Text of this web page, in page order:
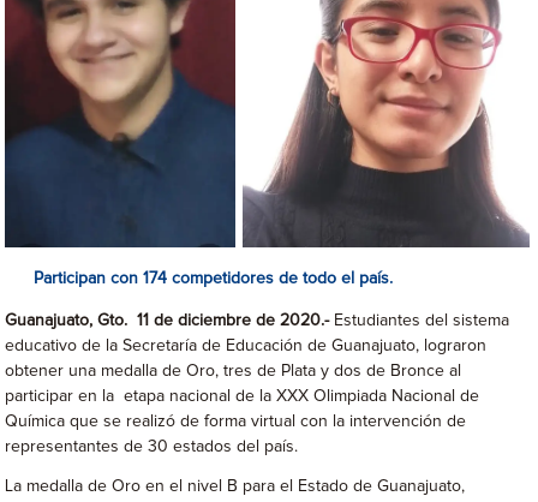
Participan con 174 competidores de todo el país.
Guanajuato, Gto. 11 de diciembre de 2020.-Estudiantes del sistema
educativo de la Secretaría de Educación de Guanajuato, lograron
obtener una medalla de Oro, tres de Plata y dos de Bronce al
participar en la etapa nacional de la XXX Olimpiada Nacional de
Química que se realizó de forma virtual con la intervención de
representantes de 30 estados del país.
La medalla de Oro en el nivel B para el Estado de Guanajuato,